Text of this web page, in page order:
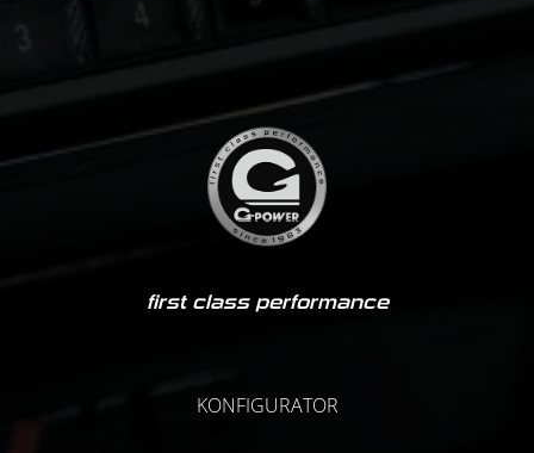
first class performance
KONFIGURATOR